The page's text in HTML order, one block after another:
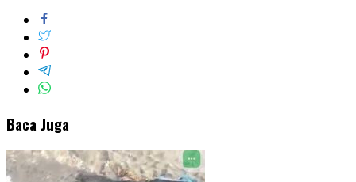
Baca Juga